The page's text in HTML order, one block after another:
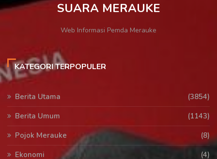
SUARA MERAUKE
Web Informasi Pemda Merauke
KATEGORI TERPOPULER
Berita Utama
(3854)
Berita Umum
(1143)
Pojok Merauke
(8)
Ekonomi
(4)